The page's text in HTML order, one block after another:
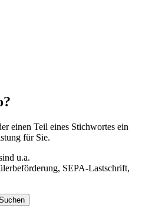
einen Teil eines Stichwortes ein
für Sie.
u.a.
SEPA-Lastschrift,